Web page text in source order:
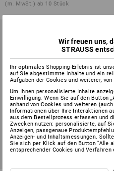
(m. MwSt.) ab 10 Stück
Wir freuen uns,
STRAUSS
Ihr optimales Shopping-Erlebnis ist
auf Sie abgestimmte Inhalte und ein
Aufgaben der Cookies und weiterer,
Um Ihnen personalisierte Inhalte
Einwilligung. Wenn Sie auf den Button
anhand von Cookies und weiteren
Informationen über Ihre Interaktionen
aus dem Bestellprozess erfassen und
Zwecken nutzen: personalisierte, auf
Anzeigen, passgenaue
Anzeigen- und Inhaltsmessungen.
Sie sich per Klick auf den Button “Alle
entsprechender Cookies und Verfahren